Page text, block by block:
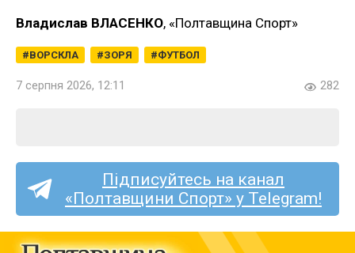
Владислав ВЛАСЕНКО, «Полтавщина Спорт»
ВОРСКЛА ЗОРЯ ФУТБОЛ
7 серпня 2026, 12:11 282
Підписуйтесь на канал
«Полтавщини Спорт» у Telegram!